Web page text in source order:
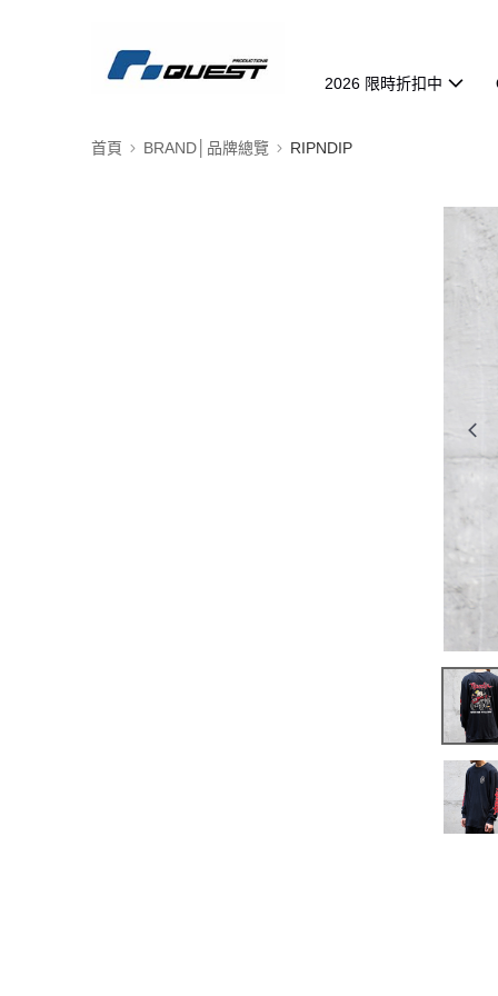
2026 限時折扣中
首頁 BRAND│品牌總覽 RIPNDIP